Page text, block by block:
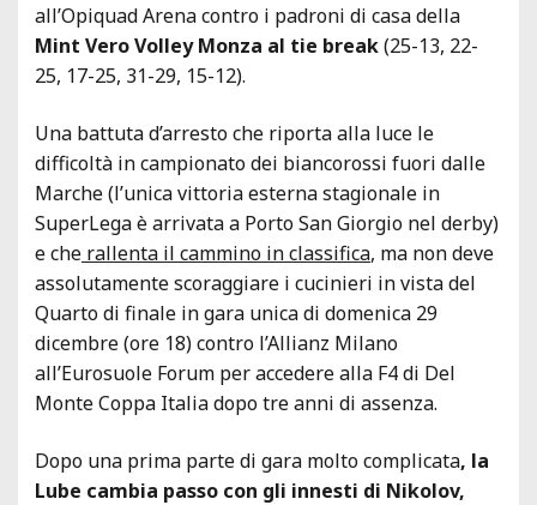
all’Opiquad Arena contro i padroni di casa della
Mint Vero Volley Monza al tie break(25-13, 22-
25, 17-25, 31-29, 15-12).
Una battuta d’arresto che riporta alla luce le
difficoltà in campionato dei biancorossi fuori dalle
Marche (l’unica vittoria esterna stagionale in
SuperLega è arrivata a Porto San Giorgio nel derby)
e che rallenta il cammino in classifica, ma non deve
assolutamente scoraggiare i cucinieri in vista del
Quarto di finale in gara unica di domenica 29
dicembre (ore 18) contro l’Allianz Milano
all’Eurosuole Forum per accedere alla F4 di Del
Monte Coppa Italia dopo tre anni di assenza.
Dopo una prima parte di gara molto complicata, la
Lube cambia passo con gli innesti di Nikolov,